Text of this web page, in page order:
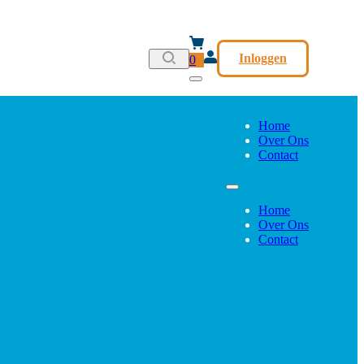
0 Inloggen
Home
Over Ons
Contact
Home
Over Ons
Contact